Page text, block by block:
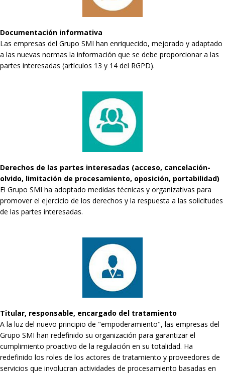
Documentación informativa
Las empresas del Grupo SMI han enriquecido, mejorado y adaptado
a las nuevas normas la información que se debe proporcionar a las
partes interesadas (artículos 13 y 14 del RGPD).
Derechos de las partes interesadas (acceso, cancelación-
olvido, limitación de procesamiento, oposición, portabilidad)
El Grupo SMI ha adoptado medidas técnicas y organizativas para
promover el ejercicio de los derechos y la respuesta a las solicitudes
de las partes interesadas.
Titular, responsable, encargado del tratamiento
A la luz del nuevo principio de "empoderamiento", las empresas del
Grupo SMI han redefinido su organización para garantizar el
cumplimiento proactivo de la regulación en su totalidad. Ha
redefinido los roles de los actores de tratamiento y proveedores de
servicios que involucran actividades de procesamiento basadas en